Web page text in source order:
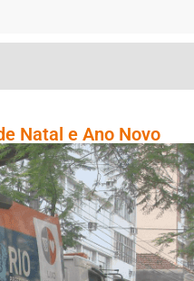
Natal e Ano Novo